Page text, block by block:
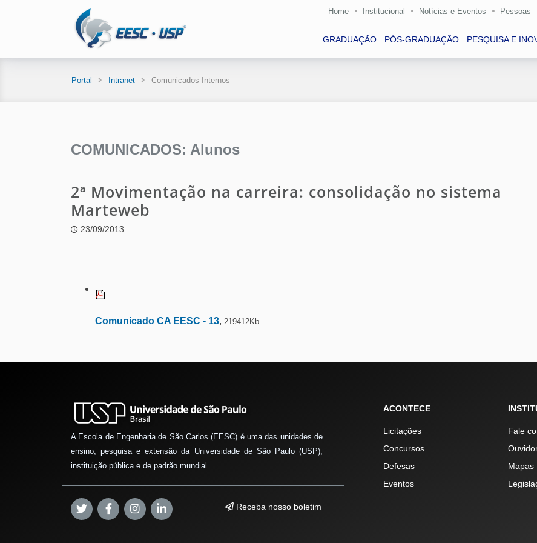
Home Institucional Notícias e Eventos Pessoas
GRADUAÇÃO PÓS-GRADUAÇÃO PESQUISA E
Portal Intranet Comunicados Internos
COMUNICADOS: Alunos
2ª Movimentação na carreira: consolidação no sistema
Marteweb
23/09/2013
Comunicado CA EESC - 13, 219412Kb
A Escola de Engenharia de São Carlos (EESC) é uma das unidades de
ensino, pesquisa e extensão da Universidade de São Paulo (USP),
instituição pública e de padrão mundial.
Receba nosso boletim
ACONTECE
Licitações
Concursos
Defesas
Eventos
Fale
Mapas